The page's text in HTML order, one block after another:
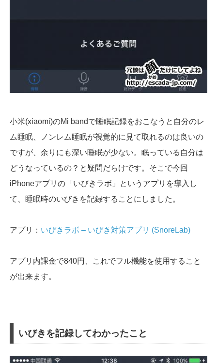
小米(xiaomi)のMi bandで睡眠記録をおこなうと自分のレ
ム睡眠、ノンレム睡眠が視覚的に見て取れるのは良いの
ですが、余りにも深い睡眠が少ない。眠っている自分は
どうなっているの？と疑問だらけです。そこで今回
iPhoneアプリの「いびきラボ」というアプリを導入し
て、睡眠時のいびきを記録することにしました。
アプリ： いびきラボ – いびき対策アプリ (SnoreLab)
アプリ内課金で840円、これでフル機能を使用すること
が出来ます。
いびきを記録してわかったこと